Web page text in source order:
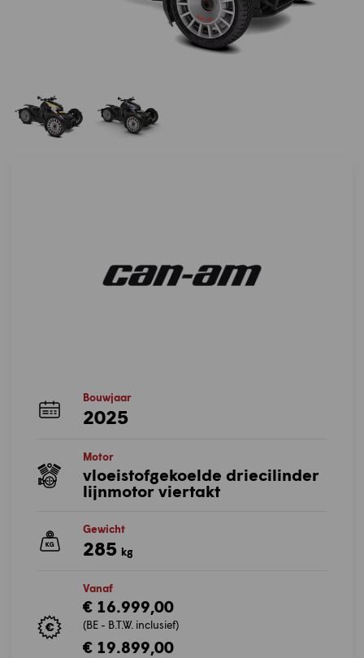
Bouwjaar
2025
Motor
vloeistofgekoelde driecilinder
lijnmotor viertakt
Gewicht
285 kg
Vanaf
€ 16.999,00
(BE - B.T.W. inclusief)
€ 19.899,00